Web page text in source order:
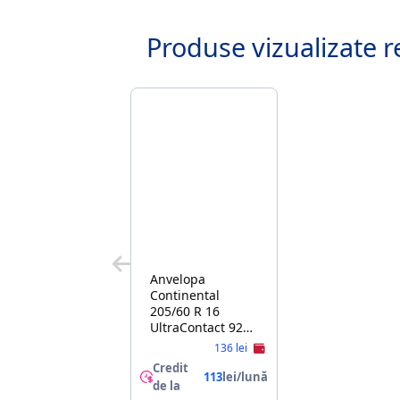
Produse vizualizate
Anvelopa
Continental
205/60 R 16
UltraContact 92H
136 lei
Credit
de la
113lei/lună